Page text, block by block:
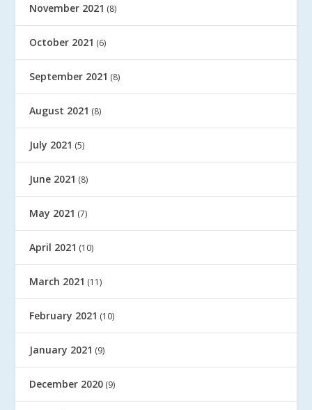
November 2021 (8)
October 2021 (6)
September 2021 (8)
August 2021 (8)
July 2021 (5)
June 2021 (8)
May 2021 (7)
April 2021 (10)
March 2021 (11)
February 2021 (10)
January 2021 (9)
December 2020 (9)